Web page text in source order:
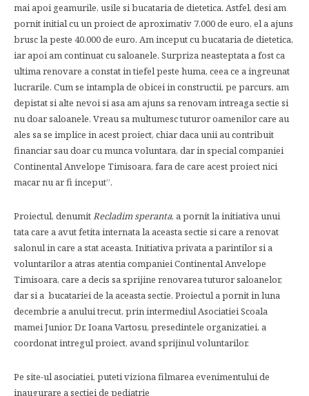
mai apoi geamurile, usile si bucataria de dietetica. Astfel, desi am
pornit initial cu un proiect de aproximativ 7.000 de euro, el a ajuns
brusc la peste 40.000 de euro. Am inceput cu bucataria de dietetica,
iar apoi am continuat cu saloanele. Surpriza neasteptata a fost ca
ultima renovare a constat in tiefel peste huma, ceea ce a ingreunat
lucrarile. Cum se intampla de obicei in constructii, pe parcurs, am
depistat si alte nevoi si asa am ajuns sa renovam intreaga sectie si
nu doar saloanele. Vreau sa multumesc tuturor oamenilor care au
ales sa se implice in acest proiect, chiar daca unii au contribuit
financiar sau doar cu munca voluntara, dar in special companiei
Continental Anvelope Timisoara, fara de care acest proiect nici
macar nu ar fi inceput”.
Proiectul, denumitRecladim speranta, a pornit la initiativa unui
tata care a avut fetita internata la aceasta sectie si care a renovat
salonul in care a stat aceasta. Initiativa privata a parintilor si a
voluntarilor a atras atentia companiei Continental Anvelope
Timisoara, care a decis sa sprijine renovarea tuturor saloanelor,
dar si a bucatariei de la aceasta sectie. Proiectul a pornit in luna
decembrie a anului trecut, prin intermediul Asociatiei Scoala
mamei Junior. Dr. Ioana Vartosu, presedintele organizatiei, a
coordonat intregul proiect, avand sprijinul voluntarilor.
Pe site-ul asociatiei, puteti viziona filmarea evenimentului de
inaugurare a sectiei de pediatrie